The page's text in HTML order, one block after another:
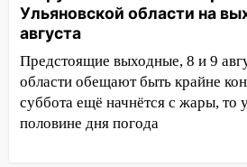
15:34 После
прокуратуры в селах
области привели в
площадки
15:27 Прокуратура
Ульяновской области на
августа
Предстоящие выходные, 8 и 9
области обещают быть крайне
суббота ещё начнётся с жары, то
половине дня погода